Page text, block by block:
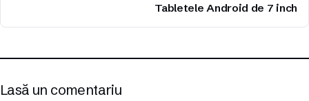
Tabletele Android de 7 inch
Lasă un comentariu